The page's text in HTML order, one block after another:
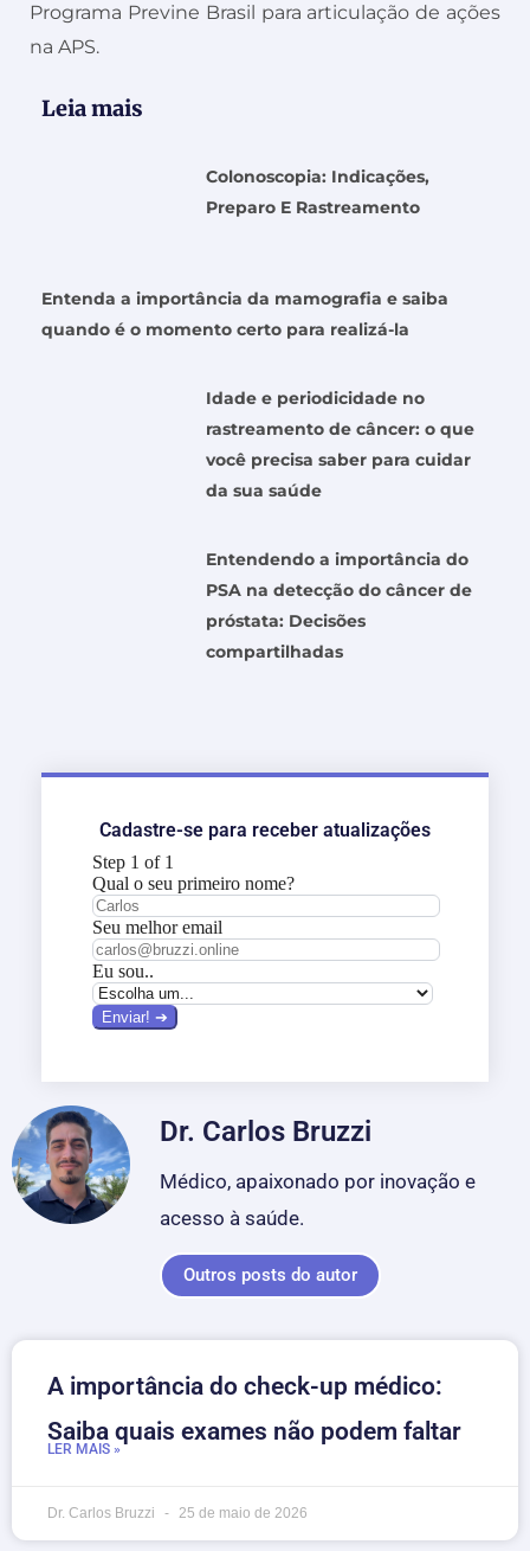
Programa Previne Brasil para articulação de ações
na APS.
Leia mais
Colonoscopia: Indicações,
Preparo E Rastreamento
Entenda a importância da mamografia e saiba
quando é o momento certo para realizá-la
Idade e periodicidade no
rastreamento de câncer: o que
você precisa saber para cuidar
da sua saúde
Entendendo a importância do
PSA na detecção do câncer de
próstata: Decisões
compartilhadas
Cadastre-se para receber atualizações
Dr. Carlos Bruzzi
Médico, apaixonado por inovação e
acesso à saúde.
Outros posts do autor
A importância do check-up médico:
Saiba quais exames não podem faltar
LER MAIS »
Dr. Carlos Bruzzi 25 de maio de 2026